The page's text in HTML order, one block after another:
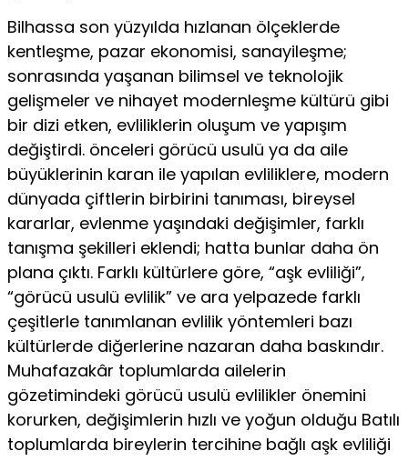
Bilhassa son yüzyılda hızlanan ölçeklerde
kentleşme, pazar ekonomisi, sanayileşme;
sonrasında yaşanan bilim­sel ve teknolojik
gelişmeler ve nihayet modernleşme kültürü gibi
bir dizi etken, evliliklerin oluşum ve yapışım
değiştir­di. önceleri görücü usulü ya da aile
büyüklerinin karan ile yapılan evliliklere, modern
dünyada çiftlerin birbirini tanı­ması, bireysel
kararlar, evlenme yaşındaki değişimler, farklı
tanışma şekilleri eklendi; hatta bunlar daha ön
plana çıktı. Farklı kültürlere göre, “aşk evliliği”,
“görücü usulü evlilik” ve ara yelpazede farklı
çeşitlerle tanımlanan evlilik yöntemleri bazı
kültürlerde diğerlerine nazaran daha baskındır.
Muha­fazakâr toplumlarda ailelerin
gözetimindeki görücü usulü evlilikler önemini
korurken, değişimlerin hızlı ve yoğun ol­duğu Batılı
toplumlarda bireylerin tercihine bağlı aşk evlili­ği